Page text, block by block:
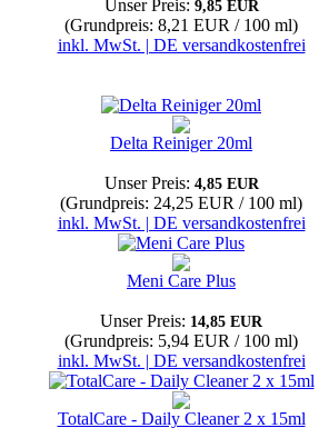
Unser Preis: 9,85 EUR
(Grundpreis: 8,21 EUR / 100 ml)
inkl. MwSt. | DE versandkostenfrei
Delta Reiniger 20ml
Unser Preis: 4,85 EUR
(Grundpreis: 24,25 EUR / 100 ml)
inkl. MwSt. | DE versandkostenfrei
Meni Care Plus
Unser Preis: 14,85 EUR
(Grundpreis: 5,94 EUR / 100 ml)
inkl. MwSt. | DE versandkostenfrei
TotalCare - Daily Cleaner 2 x 15ml